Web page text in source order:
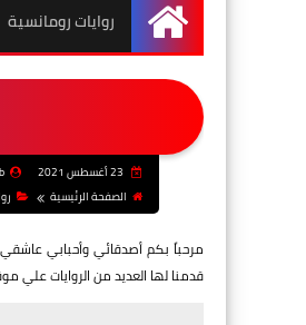
الرئيسية
روايات رومانسية
الصفحة الرئيسية
مرحباً بكم أصدقائي وأحبابي عاشقي
قدمنا لها العديد من الرواياتعلي